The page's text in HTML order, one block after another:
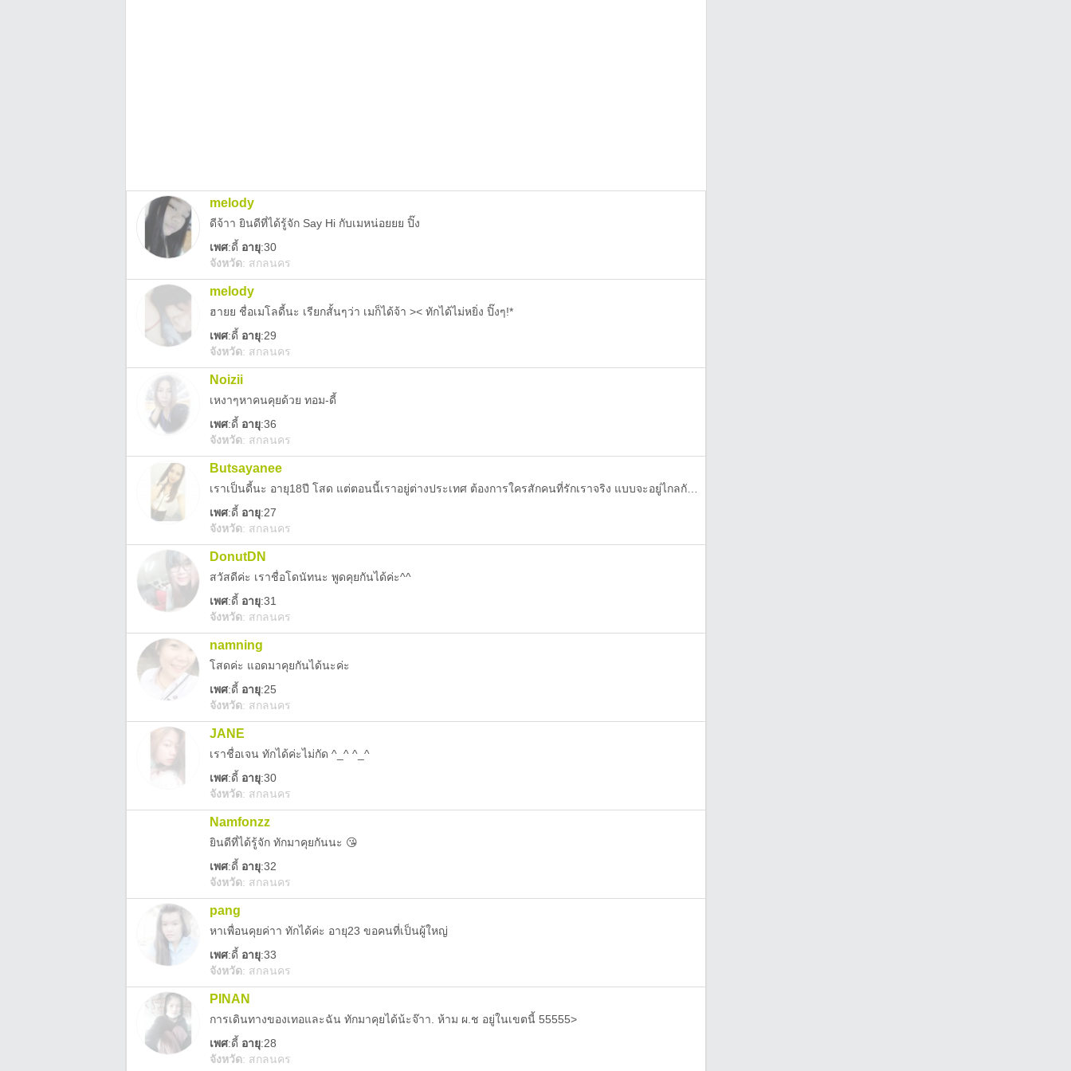
melody
ดีจ้าา ยินดีที่ได้รู้จัก Say Hi กับเมหน่อยยย ปิ๊ง
เพศ:ดี้ อายุ:30
จังหวัด: สกลนคร
melody
ฮายย ชื่อเมโลดี้นะ เรียกสั้นๆว่า เมก็ได้จ้า >< ทักได้ไม่หยิ่ง ปิ๊งๆ!*
เพศ:ดี้ อายุ:29
จังหวัด: สกลนคร
Noizii
เหงาๆหาคนคุยด้วย ทอม-ดี้
เพศ:ดี้ อายุ:36
จังหวัด: สกลนคร
Butsayanee
เพศ:ดี้ อายุ:27
จังหวัด: สกลนคร
DonutDN
สวัสดีค่ะ เราชื่อโดนัทนะ พูดคุยกันได้ค่ะ^^
เพศ:ดี้ อายุ:31
จังหวัด: สกลนคร
namning
โสดค่ะ แอดมาคุยกันได้นะค่ะ
เพศ:ดี้ อายุ:25
จังหวัด: สกลนคร
JANE
เราชื่อเจน ทักได้ค่ะไม่กัด ^_^ ^_^
เพศ:ดี้ อายุ:30
จังหวัด: สกลนคร
Namfonzz
ยินดีที่ได้รู้จัก ทักมาคุยกันนะ 😘
เพศ:ดี้ อายุ:32
จังหวัด: สกลนคร
pang
หาเพื่อนคุยค่าา ทักได้ค่ะ อายุ23 ขอคนที่เป็นผู้ใหญ่
เพศ:ดี้ อายุ:33
จังหวัด: สกลนคร
PINAN
การเดินทางของเทอและฉัน ทักมาคุยได้น้ะจ๊าา. ห้าม ผ.ช อยู่ในเขตนี้ 55555>
เพศ:ดี้ อายุ:28
จังหวัด: สกลนคร